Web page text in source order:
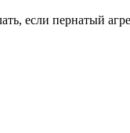
если пернатый